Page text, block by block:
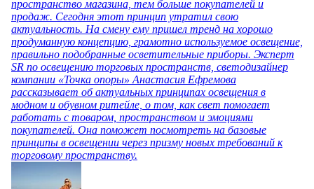
пространство магазина, тем больше покупателей и
продаж. Сегодня этот принцип утратил свою
актуальность. На смену ему пришел тренд на хорошо
продуманную концепцию, грамотно используемое освещение,
правильно подобранные осветительные приборы. Эксперт
SR по освещению торговых пространств, светодизайнер
компании «Точка опоры» Анастасия Ефремова
рассказывает об актуальных принципах освещения в
модном и обувном ритейле, о том, как свет помогает
работать с товаром, пространством и эмоциями
покупателей. Она поможет посмотреть на базовые
принципы в освещении через призму новых требований к
торговому пространству.